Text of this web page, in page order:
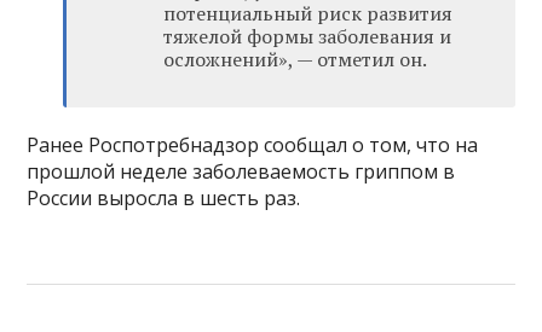
потенциальный риск развития
тяжелой формы заболевания и
осложнений», — отметил он.
Ранее Роспотребнадзор сообщал о том, что на
прошлой неделе заболеваемость гриппом в
России выросла в шесть раз.